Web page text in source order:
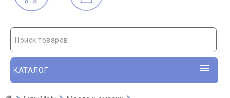
Поиск товаров
КАТАЛОГ